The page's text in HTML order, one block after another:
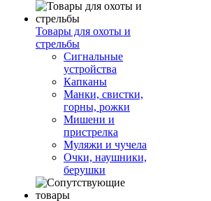
Товары для охоты и
стрельбы
Сигнальные
устройства
Капканы
Манки, свистки,
горны, рожки
Мишени и
пристрелка
Муляжи и чучела
Очки, наушники,
берушки